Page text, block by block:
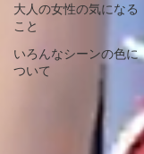
大人の女性の気になる
こと
いろんなシーンの色に
ついて